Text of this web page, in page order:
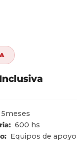
600 hs
Equipos de